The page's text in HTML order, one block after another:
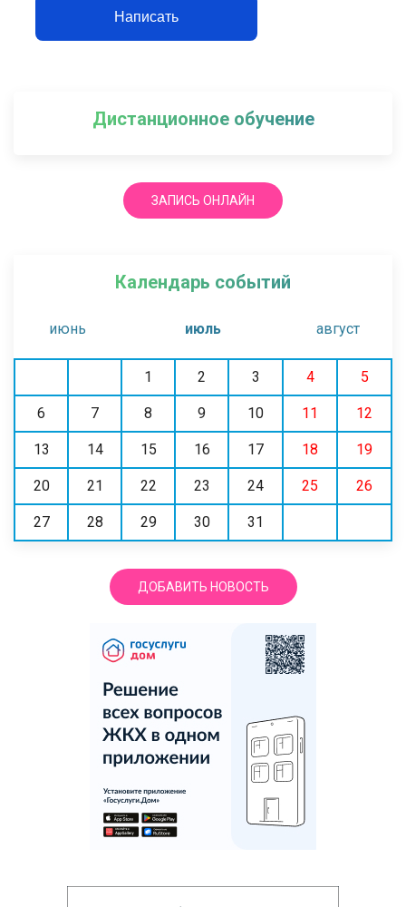
Написать
Дистанционное обучение
ЗАПИСЬ ОНЛАЙН
Календарь событий
июнь июль август
1 2 3 4 5
6 7 8 9 10 11 12
13 14 15 16 17 18 19
20 21 22 23 24 25 26
27 28 29 30 31
ДОБАВИТЬ НОВОСТЬ